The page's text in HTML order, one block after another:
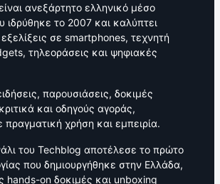
ανεξάρτητο ελληνικό μέσο
ιδρύθηκε το 2007 και καλύπτει
σε smartphones, τεχνητή
τηλεοράσεις και ψηφιακές
παρουσιάσεις, δοκιμές
και οδηγούς αγοράς,
πραγματική χρήση και εμπειρία.
του Techblog αποτέλεσε το πρώτο
που δημιουργήθηκε στην Ελλάδα,
hands-on δοκιμές και unboxing